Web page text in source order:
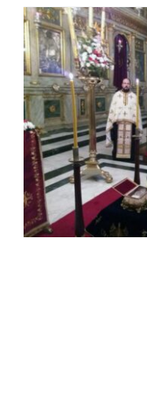
MEDIA
ΕΝΗΜΕΡΩΣΗ
ΣΥΝΔΕΣΕΙΣ
Προβολή
μεγαλύτερης
εικόνας